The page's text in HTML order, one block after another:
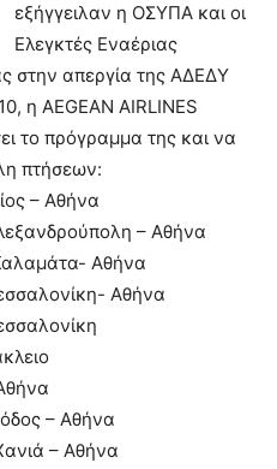
εξήγγειλαν η ΟΣΥΠΑ και οι
Ελεγκτές Εναέριας
στην απεργία της ΑΔΕΔΥ
η AEGEAN AIRLINES
το πρόγραμμα της και να
πτήσεων:
– Αθήνα
– Αθήνα
Αθήνα
Αθήνα
– Αθήνα
– Αθήνα